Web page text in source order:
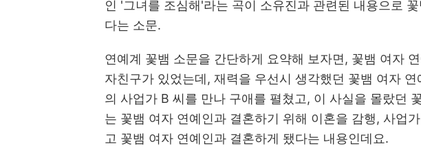
인 '그녀를 조심해'라는 곡이 소유진과 관련된 내용으로
다는 소문.
연예계 꽃뱀 소문을 간단하게 요약해 보자면, 꽃뱀 여자
자친구가 있었는데, 재력을 우선시 생각했던 꽃뱀 여자
의 사업가 B 씨를 만나 구애를 펼쳤고, 이 사실을 몰랐던
는 꽃뱀 여자 연예인과 결혼하기 위해 이혼을 감행, 사업
고 꽃뱀 여자 연예인과 결혼하게 됐다는 내용인데요.